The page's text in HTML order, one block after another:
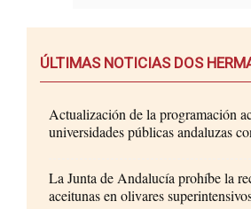
ÚLTIMAS NOTICIAS DOS
Actualización de la programación
universidades públicas andaluzas
La Junta de Andalucía prohíbe la
aceitunas en olivares